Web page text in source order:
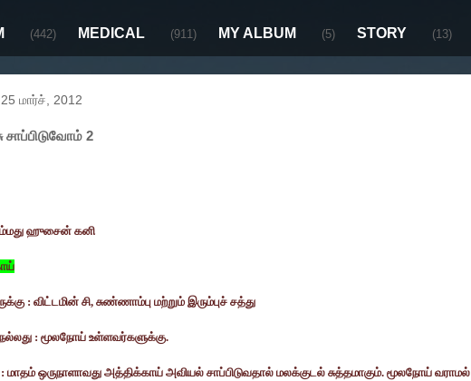
(442) MEDICAL (911) MY ALBUM (5) STORY (13)
25 மார்ச், 2012
சாப்பிடுவோம் 2
ஹுசைன் கனி
: விட்டமின் சி, சுண்ணாம்பு மற்றும் இரும்புச் சத்து
நல்லது : மூலநோய் உள்ளவர்களுக்கு.
ஒருநாளாவது அத்திக்காய் அவியல் சாப்பிடுவதால் மலக்குடல் சுத்தமாகும். மூலநோய் வராமல்